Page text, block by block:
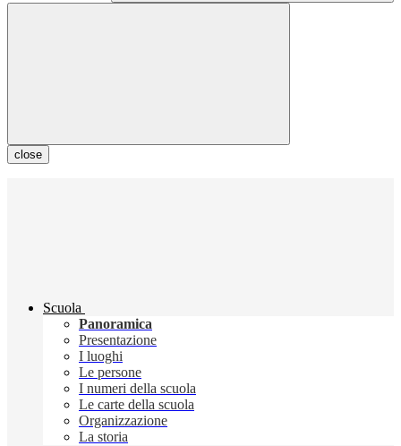
close
Scuola
Panoramica
Presentazione
I luoghi
Le persone
I numeri della scuola
Le carte della scuola
Organizzazione
La storia